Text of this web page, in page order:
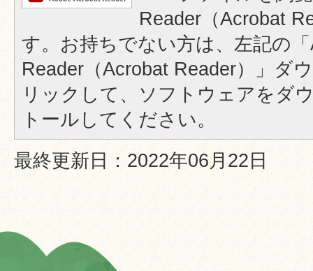
Reader（Acrobat
す。お持ちでない方は、左記の
Reader（Acrobat Reader）」ダ
リックして、ソフトウェアをダ
トールしてください。
最終更新日：2022年06月22日